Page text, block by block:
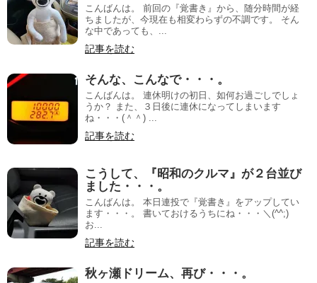
こんばんは。 前回の『覚書き』から、随分時間が経
ちましたが、今現在も相変わらずの不調です。 そん
な中であっても、...
記事を読む
そんな、こんなで・・・。
こんばんは。 連休明けの初日、如何お過ごしでしょ
うか？ また、３日後に連休になってしまいます
ね・・・(＾＾) ...
記事を読む
こうして、『昭和のクルマ』が２台並び
ました・・・。
こんばんは。 本日連投で『覚書き』をアップしてい
ます・・・。 書いておけるうちにね・・・＼(^^;)ゞ
お...
記事を読む
秋ヶ瀬ドリーム、再び・・・。